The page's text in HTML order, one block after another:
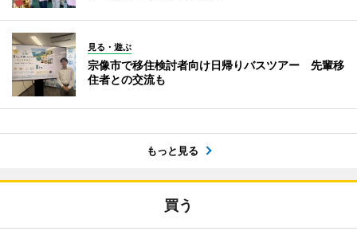
見る・遊ぶ
宗像市で移住検討者向け日帰りバスツアー 先輩移
住者との交流も
もっと見る
買う